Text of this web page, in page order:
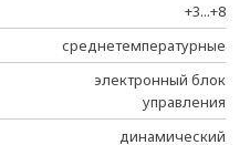
+3...+8
среднетемпературные
электронный блок
управления
динамический